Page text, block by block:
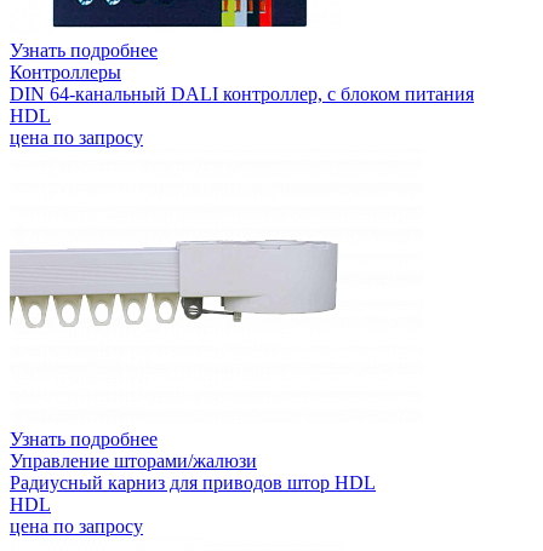
Узнать подробнее
Контроллеры
DIN 64-канальный DALI контроллер, с блоком питания
HDL
цена по запросу
Узнать подробнее
Управление шторами/жалюзи
Радиусный карниз для приводов штор HDL
HDL
цена по запросу